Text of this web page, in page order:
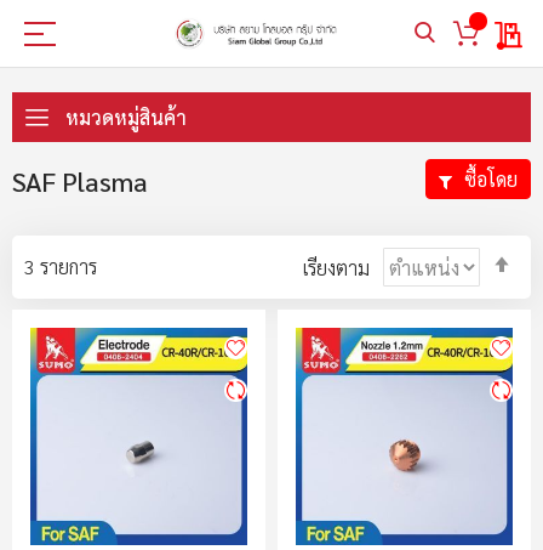
My
ไป
ที่
หมวดหมู่สินค้า
SAF Plasma
3 รายการ เรียงตาม
ซื้อโดย